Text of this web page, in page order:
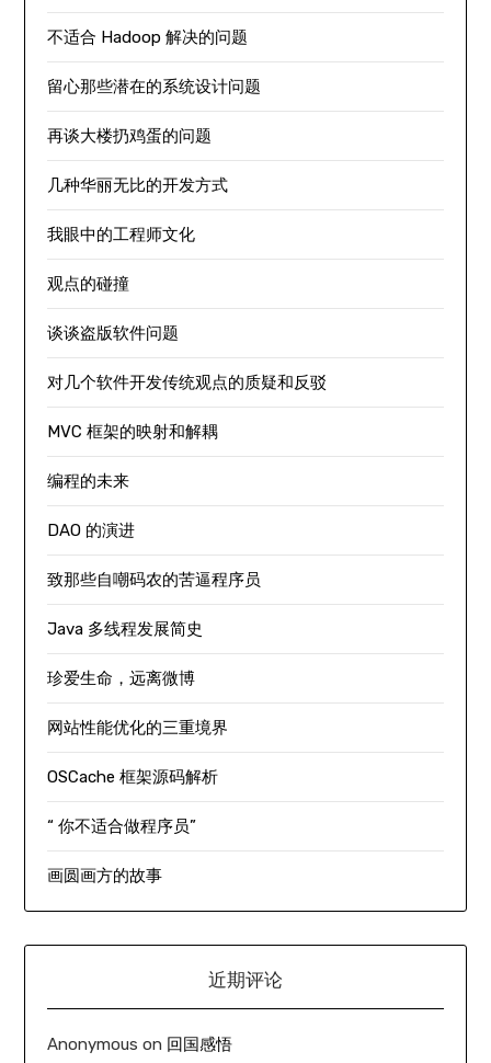
不适合 Hadoop 解决的问题
留心那些潜在的系统设计问题
再谈大楼扔鸡蛋的问题
几种华丽无比的开发方式
我眼中的工程师文化
观点的碰撞
谈谈盗版软件问题
对几个软件开发传统观点的质疑和反驳
MVC 框架的映射和解耦
编程的未来
DAO 的演进
致那些自嘲码农的苦逼程序员
Java 多线程发展简史
珍爱生命，远离微博
网站性能优化的三重境界
OSCache 框架源码解析
“ 你不适合做程序员”
画圆画方的故事
近期评论
Anonymous on 回国感悟